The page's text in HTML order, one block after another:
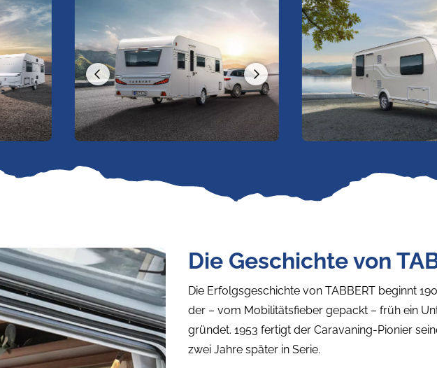
Die Geschichte von
Die Erfolgsgeschichte von TABBERT beginnt
der – vom Mobilitätsfieber gepackt – früh ein
gründet. 1953 fertigt der Caravaning-Pionier
zwei Jahre später in Serie.